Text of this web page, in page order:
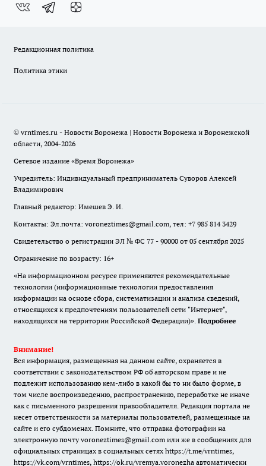
Редакционная политика
Политика этики
© vrntimes.ru - Новости Воронежа | Новости Воронежа и Воронежской
области, 2004-2026
Сетевое издание «Время Воронежа»
Учредитель: Индивидуальный предприниматель Суворов Алексей
Владимирович
Главный редактор: Имешев Э. И.
Контакты: Эл.почта: voroneztimes@gmail.com, тел: +7 985 814 3429
Свидетельство о регистрации ЭЛ № ФС 77 - 90000 от 05 сентября 2025
Ограничение по возрасту: 16+
«На информационном ресурсе применяются рекомендательные
технологии (информационные технологии предоставления
информации на основе сбора, систематизации и анализа сведений,
относящихся к предпочтениям пользователей сети "Интернет",
находящихся на территории Российской Федерации)». Подробнее
Внимание!
Вся информация, размещенная на данном сайте, охраняется в
соответствии с законодательством РФ об авторском праве и не
подлежит использованию кем-либо в какой бы то ни было форме, в
том числе воспроизведению, распространению, переработке не иначе
как с письменного разрешения правообладателя. Редакция портала не
несет ответственности за материалы пользователей, размещенные на
сайте и его субдоменах. Помните, что отправка фотографии на
электронную почту voroneztimes@gmail.com или же в сообщениях для
официальных страницах в социальных сетях https://t.me/vrntimes,
https://vk.com/vrntimes, https://ok.ru/vremya.voronezha автоматически